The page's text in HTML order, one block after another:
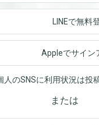
覧することができま
できます。登録する
LINEで無料
Appleでサイン
人のSNSに利用状況は投
または